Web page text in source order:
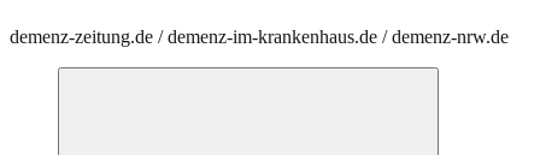
demenz-zeitung.de / demenz-im-krankenhaus.de / demenz-nrw.de